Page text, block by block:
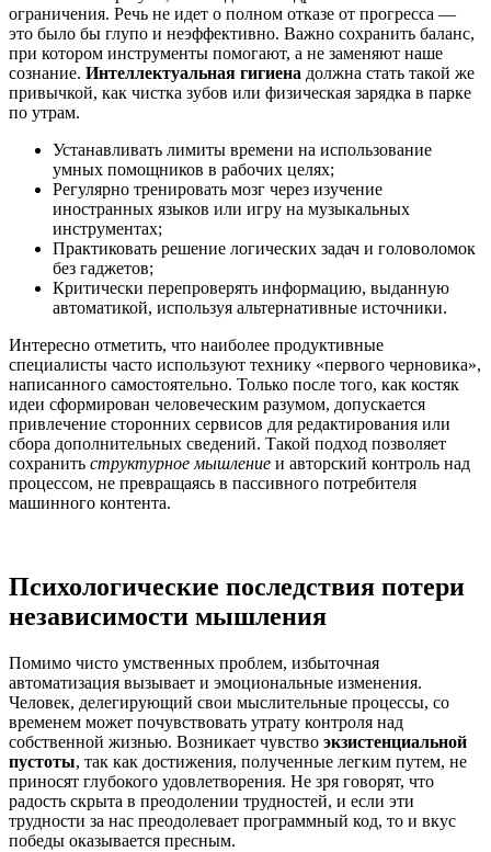
ограничения. Речь не идет о полном отказе от прогресса —
это было бы глупо и неэффективно. Важно сохранить баланс,
при котором инструменты помогают, а не заменяют наше
сознание. Интеллектуальная гигиена должна стать такой же
привычкой, как чистка зубов или физическая зарядка в парке
по утрам.
Устанавливать лимиты времени на использование
умных помощников в рабочих целях;
Регулярно тренировать мозг через изучение
иностранных языков или игру на музыкальных
инструментах;
Практиковать решение логических задач и головоломок
без гаджетов;
Критически перепроверять информацию, выданную
автоматикой, используя альтернативные источники.
Интересно отметить, что наиболее продуктивные
специалисты часто используют технику «первого черновика»,
написанного самостоятельно. Только после того, как костяк
идеи сформирован человеческим разумом, допускается
привлечение сторонних сервисов для редактирования или
сбора дополнительных сведений. Такой подход позволяет
сохранить структурное мышление и авторский контроль над
процессом, не превращаясь в пассивного потребителя
машинного контента.
Психологические последствия потери
независимости мышления
Помимо чисто умственных проблем, избыточная
автоматизация вызывает и эмоциональные изменения.
Человек, делегирующий свои мыслительные процессы, со
временем может почувствовать утрату контроля над
собственной жизнью. Возникает чувство экзистенциальной
пустоты, так как достижения, полученные легким путем, не
приносят глубокого удовлетворения. Не зря говорят, что
радость скрыта в преодолении трудностей, и если эти
трудности за нас преодолевает программный код, то и вкус
победы оказывается пресным.